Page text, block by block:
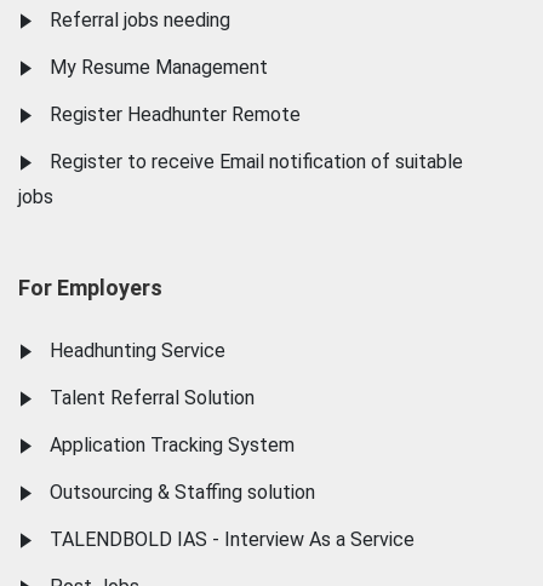
Referral jobs needing
My Resume Management
Register Headhunter Remote
Register to receive Email notification of suitable
jobs
For Employers
Headhunting Service
Talent Referral Solution
Application Tracking System
Outsourcing & Staffing solution
TALENDBOLD IAS - Interview As a Service